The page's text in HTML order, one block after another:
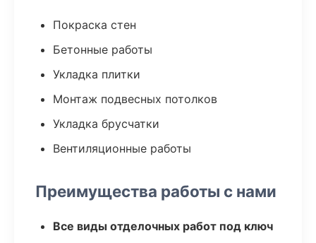
Покраска стен
Бетонные работы
Укладка плитки
Монтаж подвесных потолков
Укладка брусчатки
Вентиляционные работы
Преимущества работы с нами
Все виды отделочных работ под ключ